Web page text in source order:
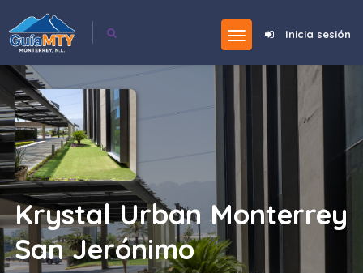
Inicia sesión
Krystal Urban Monterrey
San Jerónimo